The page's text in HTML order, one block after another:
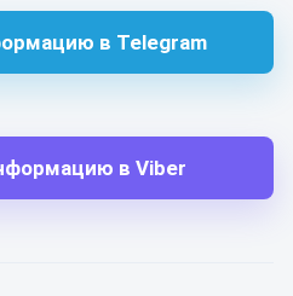
в Telegram
в Viber